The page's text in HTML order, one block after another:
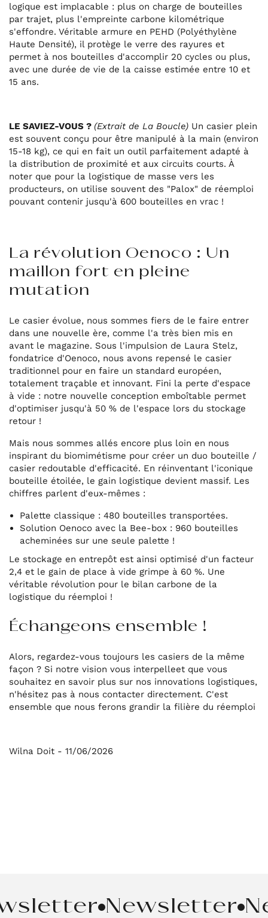
logique est implacable : plus on charge de bouteilles
par trajet, plus l'empreinte carbone kilométrique
s'effondre. Véritable armure en PEHD (Polyéthylène
Haute Densité), il protège le verre des rayures et
permet à nos bouteilles d'accomplir 20 cycles ou plus,
avec une durée de vie de la caisse estimée entre 10 et
15 ans.
LE SAVIEZ-VOUS ? (Extrait de La Boucle) Un casier plein
est souvent conçu pour être manipulé à la main (environ
15-18 kg), ce qui en fait un outil parfaitement adapté à
la distribution de proximité et aux circuits courts. À
noter que pour la logistique de masse vers les
producteurs, on utilise souvent des "Palox" de réemploi
pouvant contenir jusqu'à 600 bouteilles en vrac !
La révolution Oenoco : Un
maillon fort en pleine
mutation
Le casier évolue, nous sommes fiers de le faire entrer
dans une nouvelle ère, comme l'a très bien mis en
avant le magazine. Sous l'impulsion de Laura Stelz,
fondatrice d'Oenoco, nous avons repensé le casier
traditionnel pour en faire un standard européen,
totalement traçable et innovant. Fini la perte d'espace
à vide : notre nouvelle conception emboîtable permet
d'optimiser jusqu'à 50 % de l'espace lors du stockage
retour !
Mais nous sommes allés encore plus loin en nous
inspirant du biomimétisme pour créer un duo bouteille /
casier redoutable d'efficacité. En réinventant l'iconique
bouteille étoilée, le gain logistique devient massif. Les
chiffres parlent d'eux-mêmes :
Palette classique : 480 bouteilles transportées.
Solution Oenoco avec la Bee-box : 960 bouteilles
acheminées sur une seule palette !
Le stockage en entrepôt est ainsi optimisé d'un facteur
2,4 et le gain de place à vide grimpe à 60 %. Une
véritable révolution pour le bilan carbone de la
logistique du réemploi !
Échangeons ensemble !
Alors, regardez-vous toujours les casiers de la même
façon ? Si notre vision vous interpelleet que vous
souhaitez en savoir plus sur nos innovations logistiques,
n'hésitez pas à nous contacter directement. C'est
ensemble que nous ferons grandir la filière du réemploi
Wilna Doit - 11/06/2026
Newsletter